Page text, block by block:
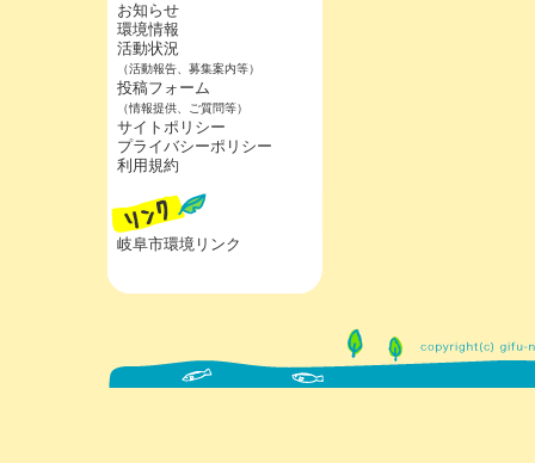
お知らせ
環境情報
活動状況
（活動報告、募集案内等）
投稿フォーム
（情報提供、ご質問等）
サイトポリシー
プライバシーポリシー
利用規約
岐阜市環境リンク